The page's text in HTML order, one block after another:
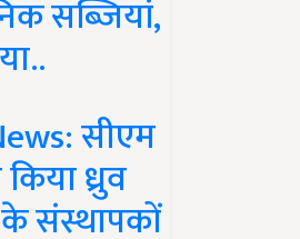
सब्जियां,
सीएम
ध्रुव
संस्थापकों